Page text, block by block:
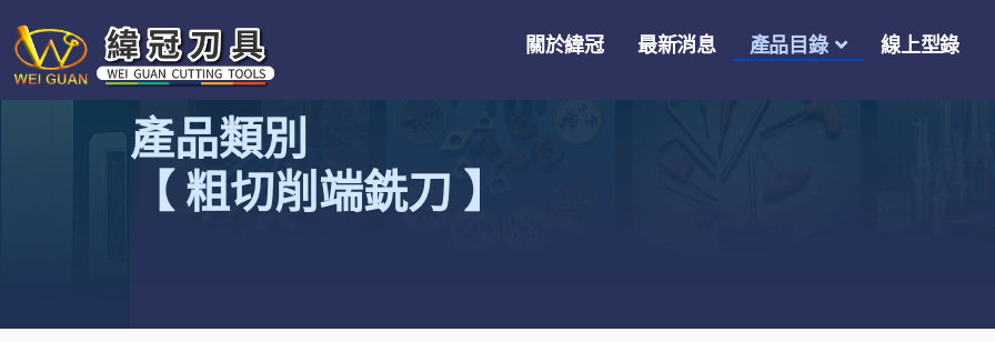
關於緯冠 最新消息 產品目錄 線上型錄
產品類別
【 粗切削端銑刀 】